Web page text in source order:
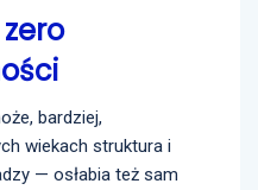
bardziej,
wiekach struktura i
— osłabia też sam